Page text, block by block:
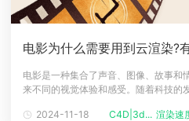
电影为什么需要用到云渲染?
电影是一种集合了声音、图像、故事和
来不同的视觉体验和感受。随着科技的
光照、材质等，这些技术都需要经过一
2024-11-18 C4D|3d... 渲染速